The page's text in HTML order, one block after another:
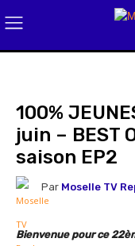
100%
juin – BEST
saison EP2
Par Moselle TV
Bienvenue pour ce